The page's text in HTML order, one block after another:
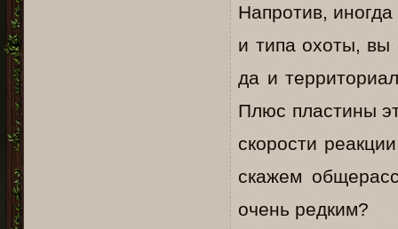
Напротив,
и типа охоты,
да и
Плюс пластины
скорости
скажем
очень редким?